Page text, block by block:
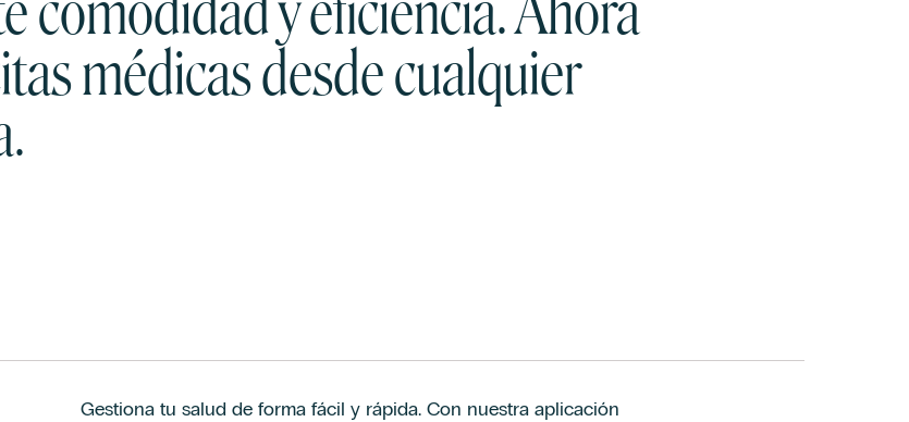
médicas desde cualquier
Gestiona tu salud de forma fácil y rápida. Con nuestra aplicación